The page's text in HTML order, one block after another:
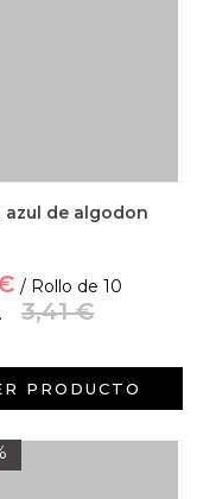
azul de algodon
/ Rollo de 10
3,41 €
PRODUCTO